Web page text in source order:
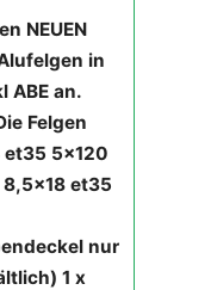
NEUEN
in
ABE an.
Felgen
et35 5x120
et35
nur
1 x